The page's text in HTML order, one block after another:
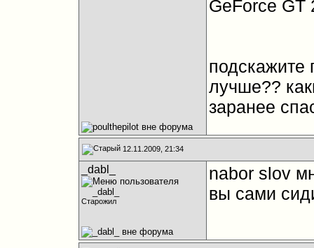
GeForce GT
лучше??
заранее
12.11.2009, 21:34
_dabl_
Старожил
nabor slov
вы сами